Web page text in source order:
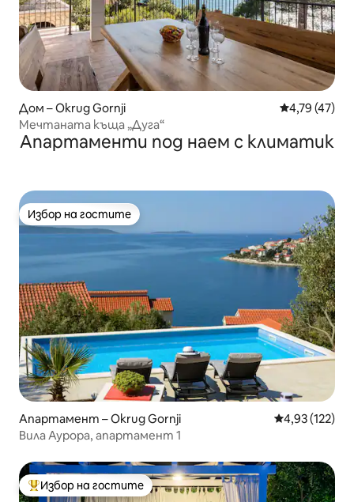
Дом – Okrug Gornji Средна
4,79 (47)
Мечтаната къща „Дуга“
Апартаменти под наем с климатик
Избор на гостите
Избор на гостите
Апартамент – Okrug Gornji Средна
4,93 (122)
Вила Аурора, апартамент 1
Най-популярен избор на гостите
Избор на гостите